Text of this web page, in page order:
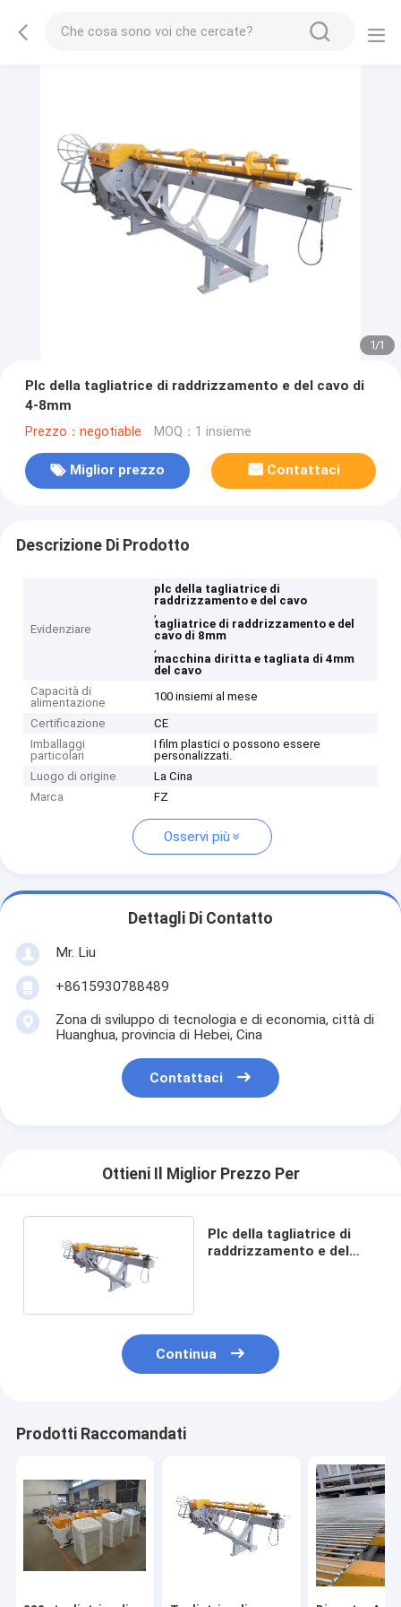
1/1
Plc della tagliatrice di raddrizzamento e del cavo di
4-8mm
Prezzo：negotiable MOQ：1 insieme
Miglior prezzo Contattaci
Descrizione Di Prodotto
Evidenziare
plc della tagliatrice di
raddrizzamento e del cavo
,
tagliatrice di raddrizzamento e del
cavo di 8mm
,
macchina diritta e tagliata di 4mm
del cavo
Capacità di
alimentazione
100 insiemi al mese
Certificazione
CE
Imballaggi
particolari
I film plastici o possono essere
personalizzati.
Luogo di origine
La Cina
Marca
FZ
Osservi più
Dettagli Di Contatto
Mr. Liu
+8615930788489
Zona di sviluppo di tecnologia e di economia, città di
Huanghua, provincia di Hebei, Cina
Contattaci
Ottieni Il Miglior Prezzo Per
Plc della tagliatrice di
raddrizzamento e del
Continua
Prodotti Raccomandati